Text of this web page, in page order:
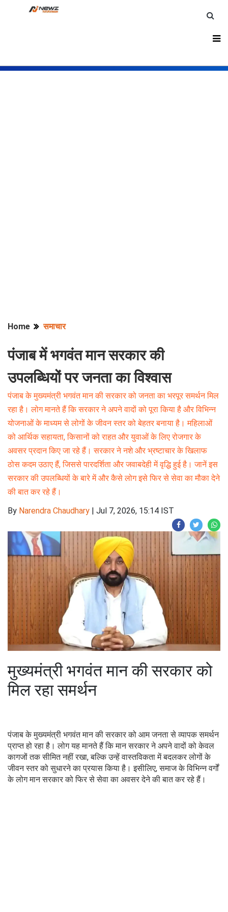
Home समाचार
पंजाब में भगवंत मान सरकार की
उपलब्धियों पर जनता का विश्वास
पंजाब के मुख्यमंत्री भगवंत मान की सरकार को जनता का भरपूर समर्थन मिल
रहा है। लोग मानते हैं कि सरकार ने अपने वादों को पूरा किया है और विभिन्न
योजनाओं के माध्यम से लोगों के जीवन स्तर को बेहतर बनाया है। महिलाओं
को आर्थिक सहायता, किसानों को राहत और युवाओं के लिए रोजगार के
अवसर प्रदान किए जा रहे हैं। सरकार ने नशे और भ्रष्टाचार के खिलाफ
ठोस कदम उठाए हैं, जिससे पारदर्शिता और जवाबदेही में वृद्धि हुई है। जानें इस
सरकार की उपलब्धियों के बारे में और कैसे लोग इसे फिर से सेवा का मौका देने
की बात कर रहे हैं।
By Narendra Chaudhary | Jul 7, 2026, 15:14 IST
मुख्यमंत्री भगवंत मान की सरकार को
मिल रहा समर्थन
पंजाब के मुख्यमंत्री भगवंत मान की सरकार को आम जनता से व्यापक समर्थन
प्राप्त हो रहा है। लोग यह मानते हैं कि मान सरकार ने अपने वादों को केवल
कागजों तक सीमित नहीं रखा, बल्कि उन्हें वास्तविकता में बदलकर लोगों के
जीवन स्तर को सुधारने का प्रयास किया है। इसीलिए, समाज के विभिन्न वर्गों
के लोग मान सरकार को फिर से सेवा का अवसर देने की बात कर रहे हैं।